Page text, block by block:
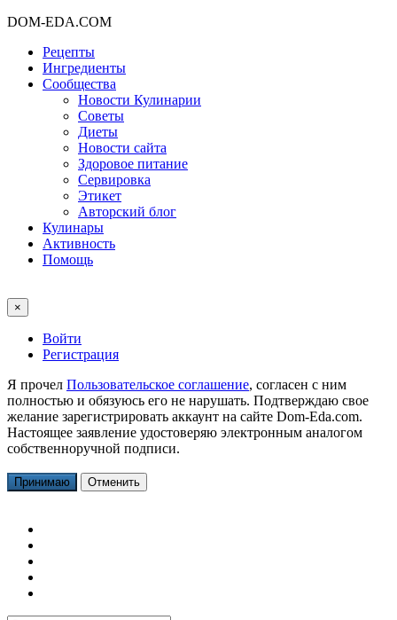
DOM-EDA.COM
Рецепты
Ингредиенты
Сообщества
Новости Кулинарии
Советы
Диеты
Новости сайта
Здоровое питание
Сервировка
Этикет
Авторский блог
Кулинары
Активность
Помощь
×
Войти
Регистрация
Я прочел Пользовательское соглашение, согласен с ним
полностью и обязуюсь его не нарушать. Подтверждаю свое
желание зарегистрировать аккаунт на сайте Dom-Eda.com.
Настоящее заявление удостоверяю электронным аналогом
собственноручной подписи.
Принимаю Отменить